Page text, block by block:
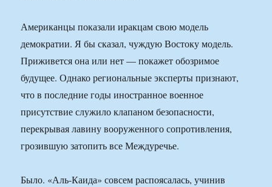
Американцы показали иракцам свою модель
демократии. Я бы сказал, чуждую Востоку модель.
Приживется она или нет — покажет обозримое
будущее. Однако региональные эксперты признают,
что в последние годы иностранное военное
присутствие служило клапаном безопасности,
перекрывая лавину вооруженного сопротивления,
грозившую затопить все Междуречье.
Было. «Аль-Каида» совсем распоясалась, учинив